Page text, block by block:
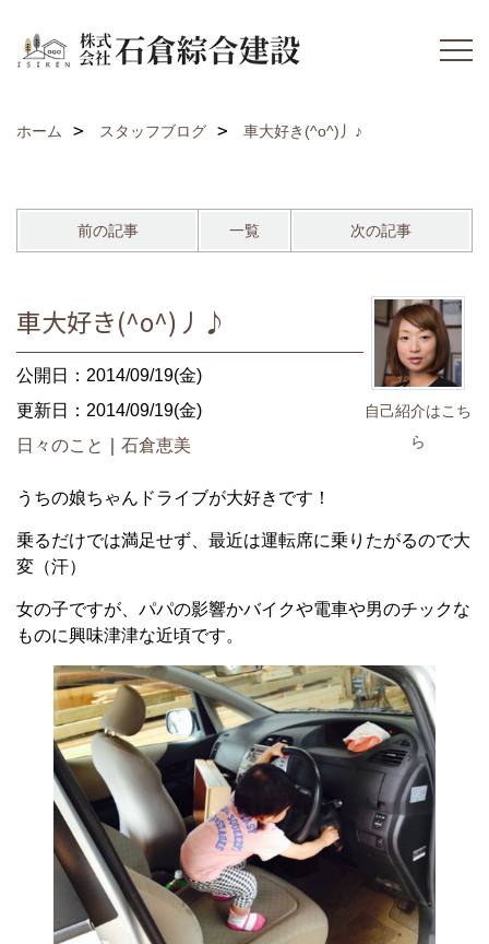
ホーム スタッフブログ 車大好き(^o^)丿♪
前の記事 一覧 次の記事
自己紹介はこち
ら
車大好き(^o^)丿♪
公開日：2014/09/19(金)
更新日：2014/09/19(金)
日々のこと
石倉恵美
うちの娘ちゃんドライブが大好きです！
乗るだけでは満足せず、最近は運転席に乗りたがるので大
変（汗）
女の子ですが、パパの影響かバイクや電車や男のチックな
ものに興味津津な近頃です。